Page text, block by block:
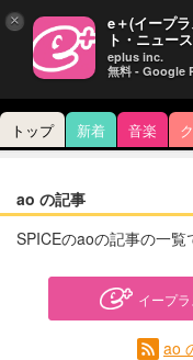
トップ 新着 音楽
ao の記事
SPICEのaoの記事の一覧
イープ
ao
× e＋(イープ
ト・ニュー
eplus inc.
無料 - Google